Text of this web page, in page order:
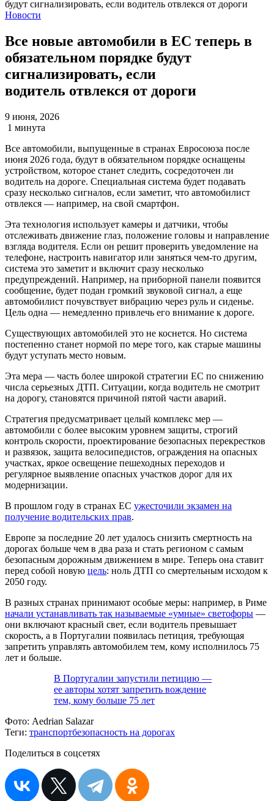
Новости
Все новые автомобили в ЕС теперь в
обязательном порядке будут
сигнализировать, если
водитель отвлекся от дороги
9 июня, 2026
1 минута
Все автомобили, выпущенные в странах Евросоюза после
июня 2026 года, будут в обязательном порядке оснащены
устройством, которое станет следить, сосредоточен ли
водитель на дороге. Специальная система будет подавать
сразу несколько сигналов, если заметит, что автомобилист
отвлекся — например, на свой смартфон.
Эта технология использует камеры и датчики, чтобы
отслеживать движение глаз, положение головы и направление
взгляда водителя. Если он решит проверить уведомление на
телефоне, настроить навигатор или заняться чем-то другим,
система это заметит и включит сразу несколько
предупреждений. Например, на приборной панели появится
сообщение, будет подан громкий звуковой сигнал, а еще
автомобилист почувствует вибрацию через руль и сиденье.
Цель одна — немедленно привлечь его внимание к дороге.
Существующих автомобилей это не коснется. Но система
постепенно станет нормой по мере того, как старые машины
будут уступать место новым.
Эта мера — часть более широкой стратегии ЕС по снижению
числа серьезных ДТП. Ситуации, когда водитель не смотрит
на дорогу, становятся причиной пятой части аварий.
Стратегия предусматривает целый комплекс мер —
автомобили с более высоким уровнем защиты, строгий
контроль скорости, проектирование безопасных перекрестков
и развязок, защита велосипедистов, ограждения на опасных
участках, яркое освещение пешеходных переходов и
регулярное выявление опасных участков дорог для их
модернизации.
В прошлом году в странах ЕС ужесточили экзамен на
получение водительских прав.
Европе за последние 20 лет удалось снизить смертность на
дорогах больше чем в два раза и стать регионом с самым
безопасным дорожным движением в мире. Теперь она ставит
перед собой новую цель: ноль ДТП со смертельным исходом к
2050 году.
В разных странах принимают особые меры: например, в Риме
начали устанавливать так называемые «умные» светофоры —
они включают красный свет, если водитель превышает
скорость, а в Португалии появилась петиция, требующая
запретить управлять автомобилем тем, кому исполнилось 75
лет и больше.
В Португалии запустили петицию —
ее авторы хотят запретить вождение
тем, кому больше 75 лет
Фото: Aedrian Salazar
Теги: транспортбезопасность на дорогах
Поделиться в соцсетях